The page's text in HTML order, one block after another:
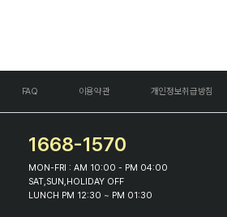
FAQ 이용약관 개인정보취급방침
1668-1570
MON-FRI : AM 10:00 - PM 04:00
SAT,SUN,HOLIDAY OFF
LUNCH PM 12:30 ~ PM 01:30